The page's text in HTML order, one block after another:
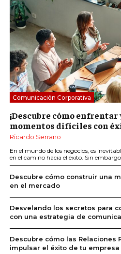
Comunicación Corporativa
¡Descubre cómo
momentos difíciles con
Ricardo Serrano
En el mundo de los negocios, es
en el camino hacia el éxito. Sin embargo,
Descubre cómo construir una
en el mercado
Desvelando los secretos para
con una estrategia de
Descubre cómo las Relaciones
impulsar el éxito de tu empresa